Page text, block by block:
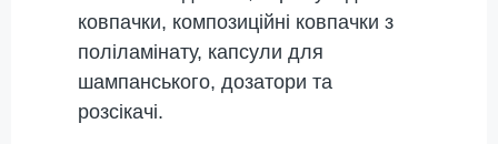
ковпачки, композиційні ковпачки з
поліламінату, капсули для
шампанського, дозатори та
розсікачі.